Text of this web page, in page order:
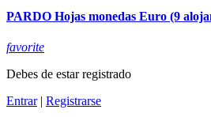
PARDO Hojas monedas Euro (9
favorite
Debes de estar registrado
Entrar| Registrarse